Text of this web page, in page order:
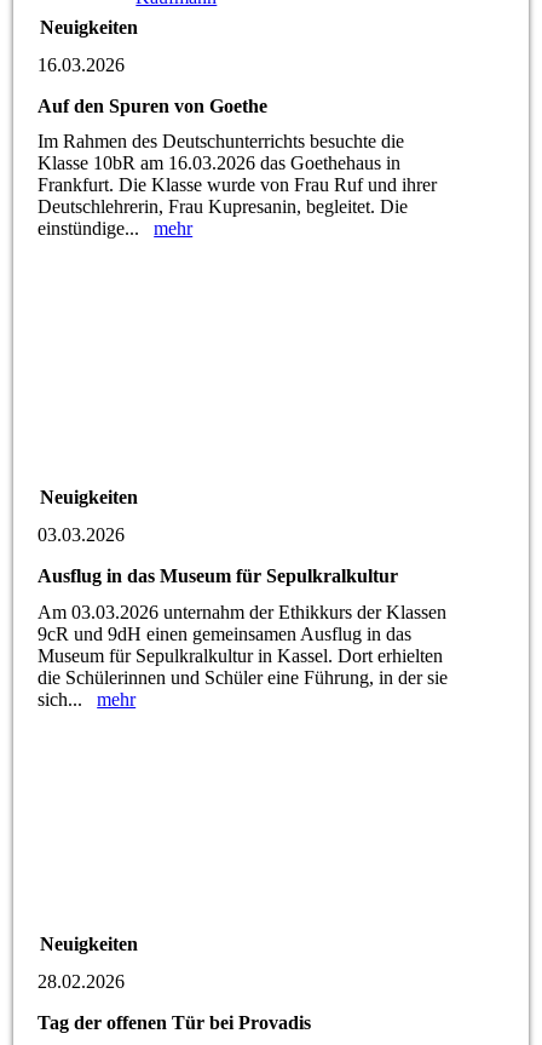
Neuigkeiten
16.03.2026
Auf den Spuren von Goethe
Im Rahmen des Deutschunterrichts besuchte die
Klasse 10bR am 16.03.2026 das Goethehaus in
Frankfurt. Die Klasse wurde von Frau Ruf und ihrer
Deutschlehrerin, Frau Kupresanin, begleitet. Die
einstündige...mehr
Neuigkeiten
03.03.2026
Ausflug in das Museum für Sepulkralkultur
Am 03.03.2026 unternahm der Ethikkurs der Klassen
9cR und 9dH einen gemeinsamen Ausflug in das
Museum für Sepulkralkultur in Kassel. Dort erhielten
die Schülerinnen und Schüler eine Führung, in der sie
sich...mehr
Neuigkeiten
28.02.2026
Tag der offenen Tür bei Provadis